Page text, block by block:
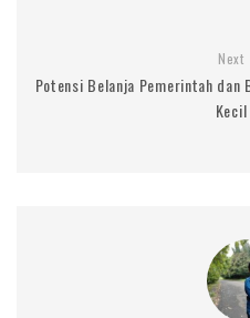
Next
Potensi Belanja Pemerintah dan
Kecil